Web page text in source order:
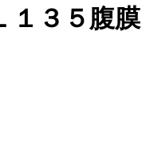
１３５腹膜